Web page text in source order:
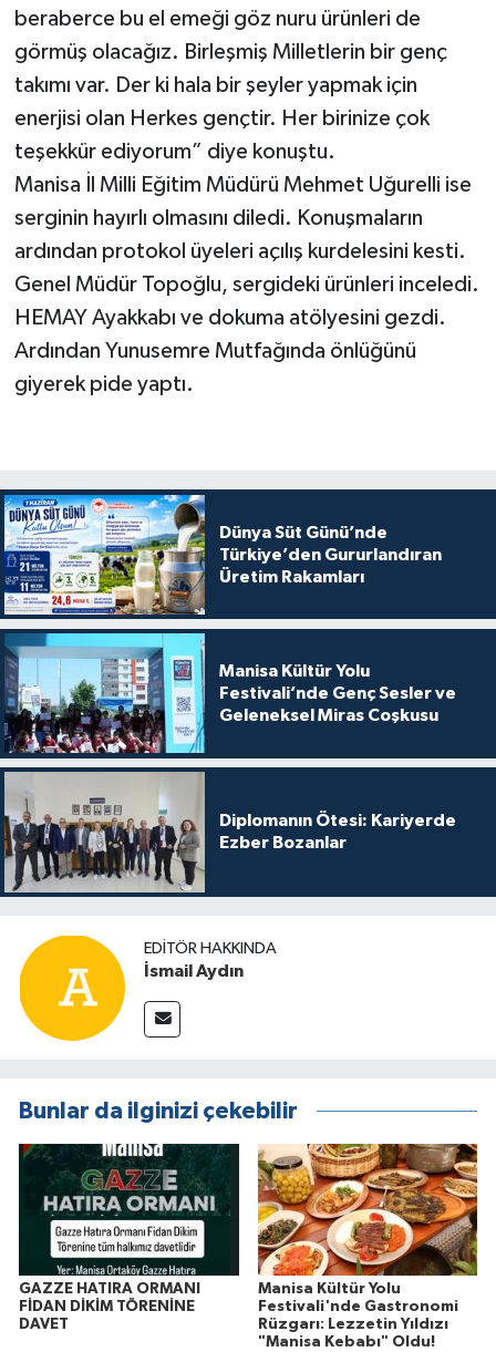
beraberce bu el emeği göz nuru ürünleri de
görmüş olacağız. Birleşmiş Milletlerin bir genç
takımı var. Der ki hala bir şeyler yapmak için
enerjisi olan Herkes gençtir. Her birinize çok
teşekkür ediyorum” diye konuştu.
Manisa İl Milli Eğitim Müdürü Mehmet Uğurelli ise
serginin hayırlı olmasını diledi. Konuşmaların
ardından protokol üyeleri açılış kurdelesini kesti.
Genel Müdür Topoğlu, sergideki ürünleri inceledi.
HEMAY Ayakkabı ve dokuma atölyesini gezdi.
Ardından Yunusemre Mutfağında önlüğünü
giyerek pide yaptı.
Dünya Süt Günü’nde
Türkiye’den Gururlandıran
Üretim Rakamları
Manisa Kültür Yolu
Festivali’nde Genç Sesler ve
Geleneksel Miras Coşkusu
Diplomanın Ötesi: Kariyerde
Ezber Bozanlar
EDITÖR HAKKINDA
İsmail Aydın
Bunlar da ilginizi çekebilir
GAZZE HATIRA ORMANI
FİDAN DİKİM TÖRENİNE
DAVET
Manisa Kültür Yolu
Festivali'nde Gastronomi
Rüzgarı: Lezzetin Yıldızı
"Manisa Kebabı" Oldu!